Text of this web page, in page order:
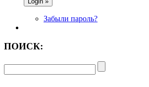
Забыли пароль?
ПОИСК: